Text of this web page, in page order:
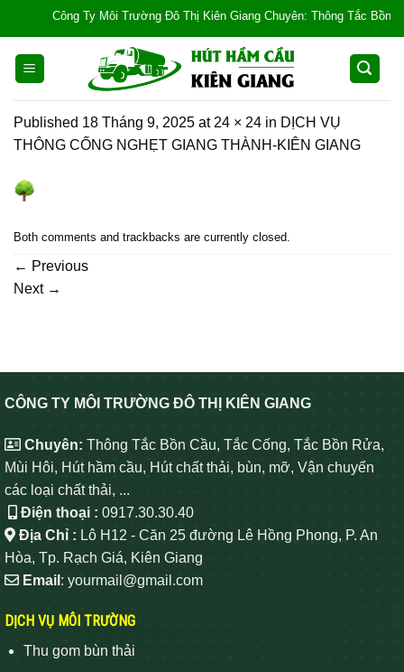
content
Công Ty Môi Trường Đô Thị Kiên Giang Chuyên: Thông Tắc Bồn
Published 18 Tháng 9, 2025 at 24 × 24 in DỊCH VỤ
THÔNG CỐNG NGHẸT GIANG THÀNH-KIÊN GIANG
Both comments and trackbacks are currently closed.
← Previous
Next →
CÔNG TY MÔI TRƯỜNG ĐÔ THỊ KIÊN GIANG
Chuyên: Thông Tắc Bồn Cầu, Tắc Cống, Tắc Bồn Rửa,
Mùi Hôi, Hút hầm cầu, Hút chất thải, bùn, mỡ, Vận chuyển
các loại chất thải, ...
Điện thoại : 0917.30.30.40
Địa Chỉ : Lô H12 - Căn 25 đường Lê Hồng Phong, P. An
Hòa, Tp. Rạch Giá, Kiên Giang
Email : yourmail@gmail.com
DỊCH VỤ MÔI TRƯỜNG
Thu gom bùn thải